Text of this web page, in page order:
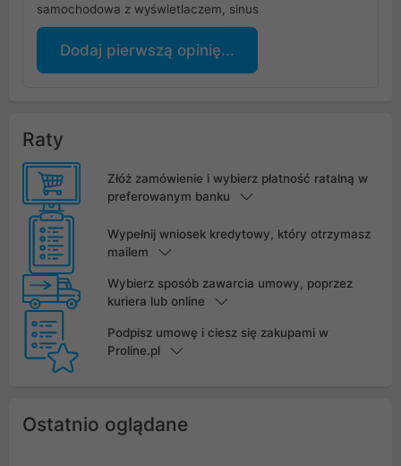
samochodowa z wyświetlaczem, sinus
Dodaj pierwszą opinię...
Raty
Złóż zamówienie i wybierz płatność ratalną w
preferowanym banku
Wypełnij wniosek kredytowy, który otrzymasz
mailem
Wybierz sposób zawarcia umowy, poprzez
kuriera lub online
Podpisz umowę i ciesz się zakupami w
Proline.pl
Ostatnio oglądane